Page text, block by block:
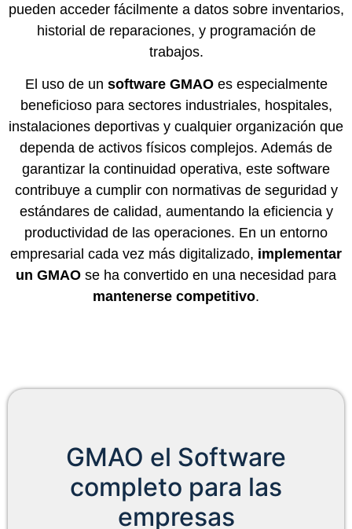
pueden acceder fácilmente a datos sobre inventarios,
historial de reparaciones, y programación de
trabajos.
El uso de un software GMAOes especialmente
beneficioso para sectores industriales, hospitales,
instalaciones deportivas y cualquier organización que
dependa de activos físicos complejos. Además de
garantizar la continuidad operativa, este software
contribuye a cumplir con normativas de seguridad y
estándares de calidad, aumentando la eficiencia y
productividad de las operaciones. En un entorno
empresarial cada vez más digitalizado, implementar
un GMAO se ha convertido en una necesidad para
mantenerse competitivo.
GMAO el Software
completo para las
empresas